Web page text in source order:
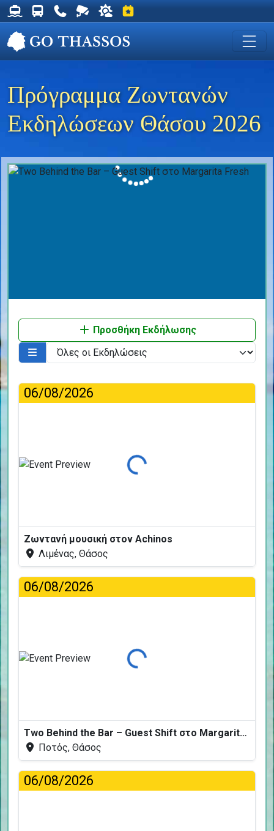
Δρομολόγια Φέρυ για Θάσο
Δρομολόγια Λεωφορείων Θάσου
Χρήσιμα Τηλέφωνα
Ζωντανή Κάμερα στη Χρυσή Ακτή
Ο καιρός στη Θάσο
Εκδηλώσεις στη Θάσο
Πρόγραμμα Ζωντανών
Εκδηλώσεων Θάσου 2026
Προσθήκη Εκδήλωσης
06/08/2026
Φόρτωση...
Ζωντανή μουσική στον Achinos
Λιμένας, Θάσος
06/08/2026
Φόρτωση...
Two Behind the Bar – Guest Shift στο Margarita Fresh
Ποτός, Θάσος
06/08/2026